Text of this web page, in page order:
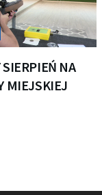
SIERPIEŃ NA
MIEJSKIEJ